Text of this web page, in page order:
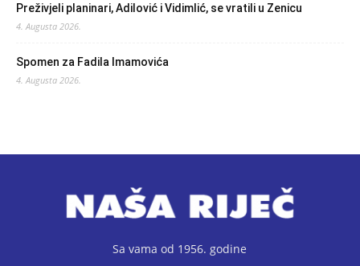
Preživjeli planinari, Adilović i Vidimlić, se vratili u Zenicu
4. Augusta 2026.
Spomen za Fadila Imamovića
4. Augusta 2026.
Sa vama od 1956. godine